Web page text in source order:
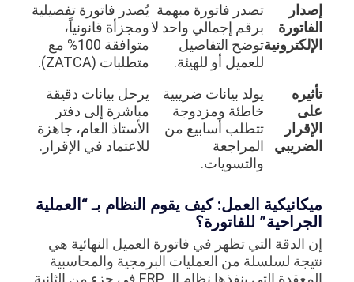
إصدار
الفاتورة
الإلكترونية
تصدر فاتورة مبهمة
برقم إجمالي واحد لا
توضح التفاصيل
للعميل أو للهيئة.
يُصدر فاتورة تفصيلية
ومجزأة قانونياً،
متوافقة 100% مع
متطلبات (ZATCA).
تأثيره
على
الإقرار
الضريبي
يولد بيانات ضريبية
خاطئة ومزدوجة
تتطلب أسابيع من
المراجعة
والتسويات.
يرحل بيانات دقيقة
مباشرة إلى دفتر
الأستاذ العام، جاهزة
للاعتماد في الإقرار.
ميكانيكية العمل: كيف يقوم النظام بـ “العملية
الجراحية” للفاتورة؟
إن الدقة التي تظهر في فاتورة العميل النهائية هي
نتيجة لسلسلة من العمليات البرمجية والمحاسبية
المعقدة التي ينفذها نظام الـ ERP في جزء من الثانية